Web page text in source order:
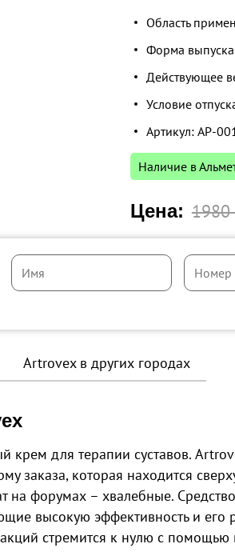
Область
Форма
Действующее
Условие
Артикул: AP-
Наличие в
Цена: 1980
Artrovex в других городах
крем для терапии суставов.
заказа, которая находится
на форумах – хвалебные.
высокую эффективность и его
стремится к нулю с